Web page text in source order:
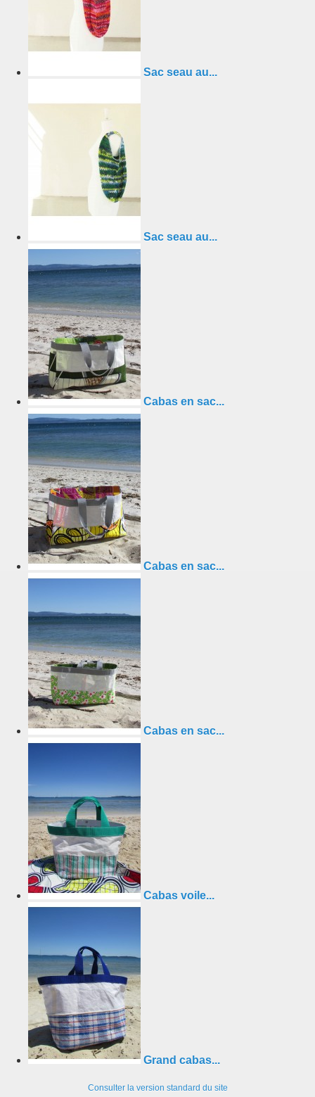
Sac seau au...
Sac seau au...
Cabas en sac...
Cabas en sac...
Cabas en sac...
Cabas voile...
Grand cabas...
Consulter la version standard du site